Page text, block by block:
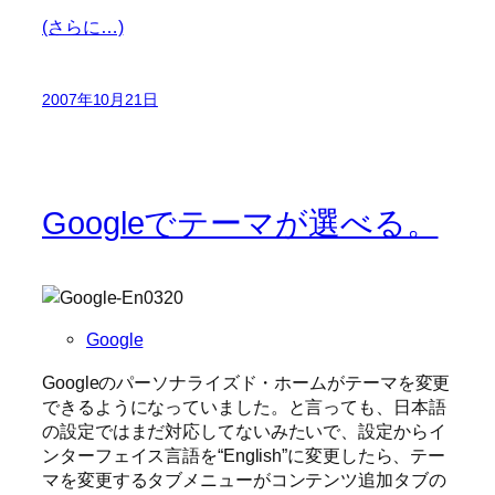
(さらに…)
2007年10月21日
Googleでテーマが選べる。
Google
Googleのパーソナライズド・ホームがテーマを変更
できるようになっていました。と言っても、日本語
の設定ではまだ対応してないみたいで、設定からイ
ンターフェイス言語を“English”に変更したら、テー
マを変更するタブメニューがコンテンツ追加タブの